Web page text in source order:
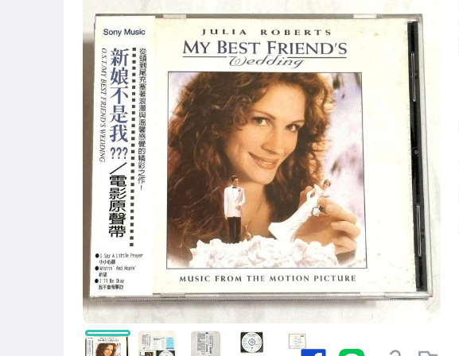
古董、藝術與礦石
偶像、球員卡與郵幣
男性精品與服飾
手錶與飾品配件
電玩遊戲與主機